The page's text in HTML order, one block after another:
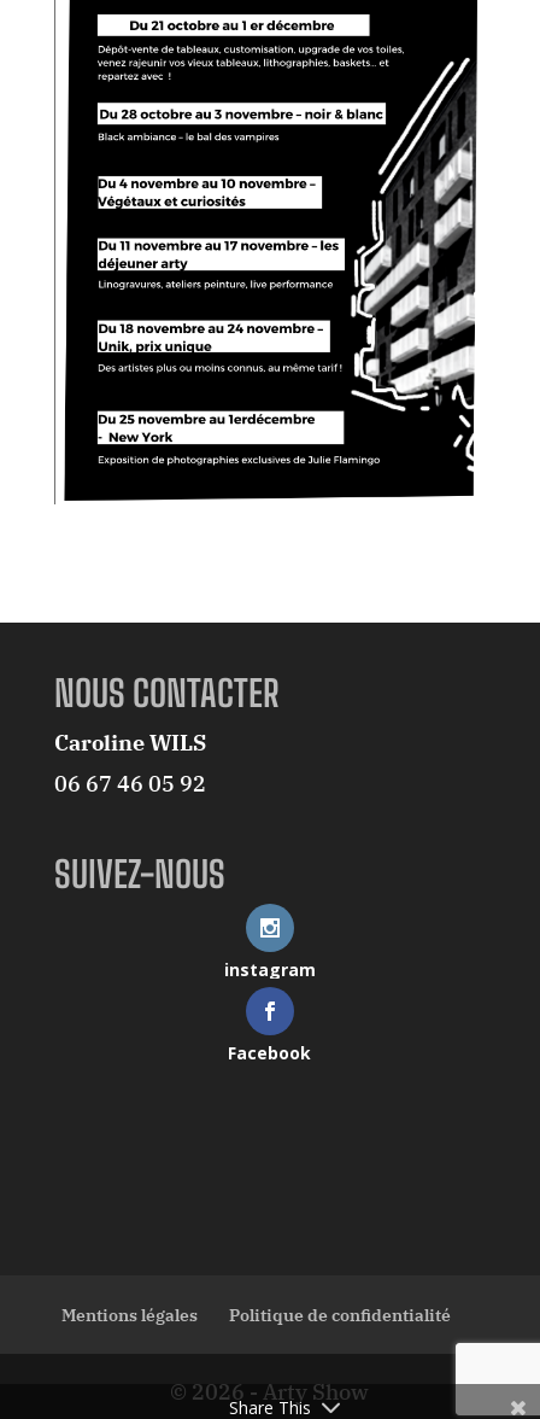
NOUS CONTACTER
Caroline WILS
06 67 46 05 92
SUIVEZ-NOUS
instagram
Facebook
Mentions légales Politique de confidentialité
© 2026 - Arty Show
Share This